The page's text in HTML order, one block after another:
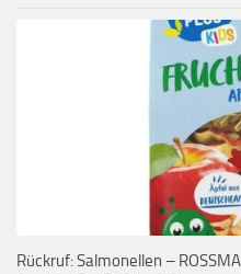
Rückruf: Salmonellen –